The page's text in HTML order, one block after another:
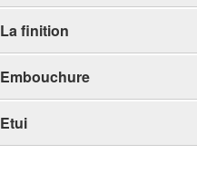
La finition
Embouchure
Etui